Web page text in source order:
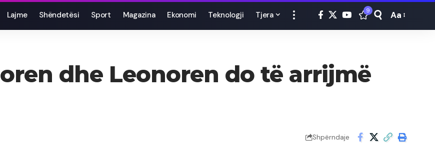
Lajme Shëndetësi Sport Magazina Ekonomi Teknologji Tjera 9
Font
Aa
dhe Leonoren do të arrijmë
Shpërndaje